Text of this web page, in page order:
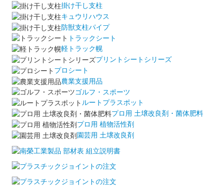
掛け干し支柱
キュウリハウス
防獣支柱パイプ
トラックシート
軽トラック幌
プリントシートシリーズ
プロシート
農業支援用品
ゴルフ・スポーツ
ルートプラスポット
プロ用 土壌改良剤・菌体肥料
プロ用 植物活性剤
園芸用 土壌改良剤